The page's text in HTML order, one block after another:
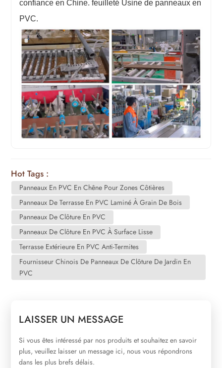
confiance en Chine.feuilleté Usine de panneaux en
PVC.
Hot Tags :
Panneaux En PVC En Chêne Pour Zones Côtières
Panneaux De Terrasse En PVC Laminé À Grain De Bois
Panneaux De Clôture En PVC
Panneaux De Clôture En PVC À Surface Lisse
Terrasse Extérieure En PVC Anti-Termites
Fournisseur Chinois De Panneaux De Clôture De Jardin En
PVC
LAISSER UN MESSAGE
Si vous êtes intéressé par nos produits et souhaitez en savoir
plus, veuillez laisser un message ici, nous vous répondrons
dans les plus brefs délais.